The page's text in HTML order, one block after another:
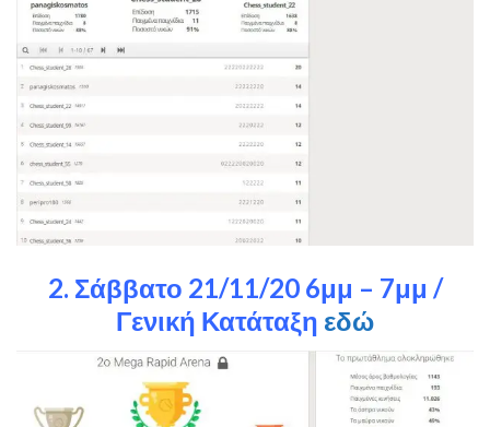
2. Σάββατο 21/11/20 6μμ – 7μμ /
Γενική Κατάταξη εδώ